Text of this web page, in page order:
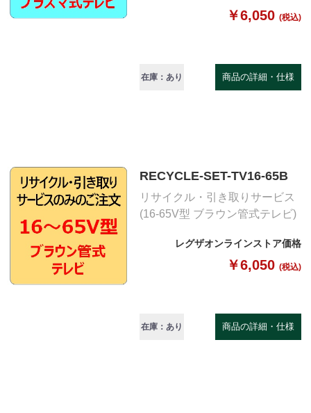
￥6,050 (税込)
在庫：あり 商品の詳細・仕様
RECYCLE-SET-TV16-65B
リサイクル・引き取りサービス
(16-65V型 ブラウン管式テレビ)
レグザオンラインストア価格
￥6,050 (税込)
在庫：あり 商品の詳細・仕様